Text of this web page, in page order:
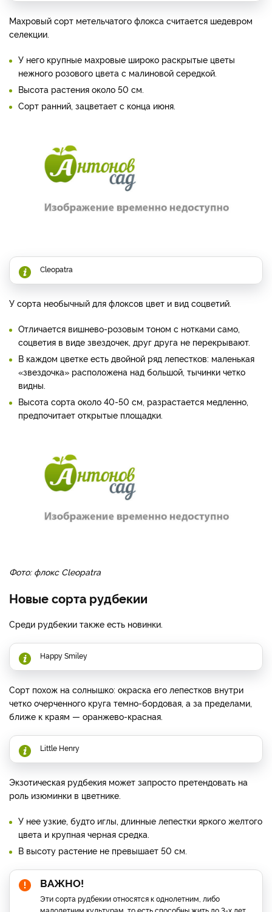
Махровый сорт метельчатого флокса считается шедевром
селекции.
У него крупные махровые широко раскрытые цветы
нежного розового цвета с малиновой середкой.
Высота растения около 50 см.
Сорт ранний, зацветает с конца июня.
Cleopatra
У сорта необычный для флоксов цвет и вид соцветий.
Отличается вишнево-розовым тоном с нотками само,
соцветия в виде звездочек, друг друга не перекрывают.
В каждом цветке есть двойной ряд лепестков: маленькая
«звездочка» расположена над большой, тычинки четко
видны.
Высота сорта около 40-50 см, разрастается медленно,
предпочитает открытые площадки.
Фото: флокс Cleopatra
Новые сорта рудбекии
Среди рудбекии также есть новинки.
Happy Smiley
Сорт похож на солнышко: окраска его лепестков внутри
четко очерченного круга темно-бордовая, а за пределами,
ближе к краям — оранжево-красная.
Little Henry
Экзотическая рудбекия может запросто претендовать на
роль изюминки в цветнике.
У нее узкие, будто иглы, длинные лепестки яркого желтого
цвета и крупная черная средка.
В высоту растение не превышает 50 см.
ВАЖНО!
Эти сорта рудбекии относятся к однолетним, либо